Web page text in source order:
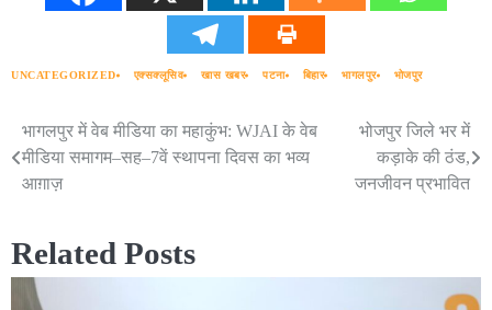
UNCATEGORIZED एक्सक्लूसिव खास खबर पटना बिहार भागलपुर भोजपुर
Post
navigation
भागलपुर में वेब मीडिया का महाकुंभ: WJAI के वेब
मीडिया समागम–सह–7वें स्थापना दिवस का भव्य
आग़ाज़
भोजपुर जिले भर में
कड़ाके की ठंड,
जनजीवन प्रभावित
Related Posts